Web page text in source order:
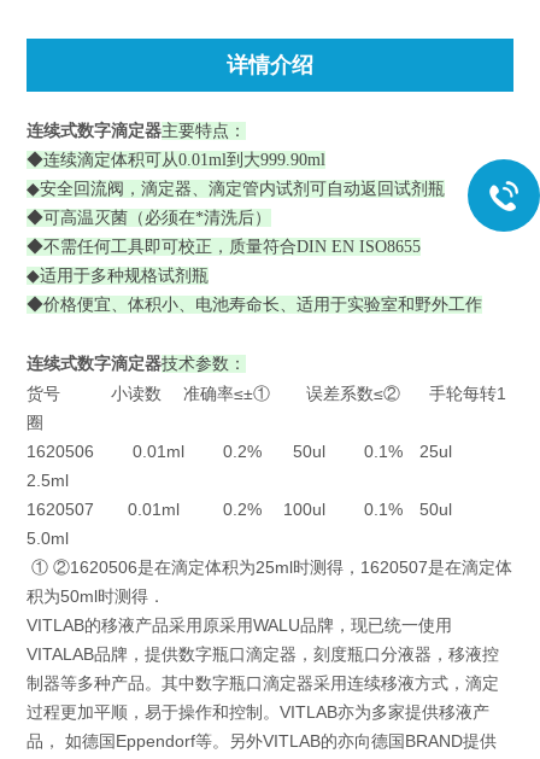
详情介绍
连续式数字滴定器主要特点：
◆连续滴定体积可从0.01ml到大999.90ml
◆安全回流阀，滴定器、滴定管内试剂可自动返回试剂瓶
◆可高温灭菌（必须在*清洗后）
◆不需任何工具即可校正，质量符合DIN EN ISO8655
◆适用于多种规格试剂瓶
◆价格便宜、体积小、电池寿命长、适用于实验室和野外工作
连续式数字滴定器技术参数：
货号 小读数 准确率≤±① 误差系数≤② 手轮每转1
圈
1620506 0.01ml 0.2% 50ul 0.1% 25ul
2.5ml
1620507 0.01ml 0.2% 100ul 0.1% 50ul
5.0ml
① ②1620506是在滴定体积为25ml时测得，1620507是在滴定体
积为50ml时测得．
VITLAB的移液产品采用原采用WALU品牌，现已统一使用
VITALAB品牌，提供数字瓶口滴定器，刻度瓶口分液器，移液控
制器等多种产品。其中数字瓶口滴定器采用连续移液方式，滴定
过程更加平顺，易于操作和控制。VITLAB亦为多家提供移液产
品， 如德国Eppendorf等。另外VITLAB的亦向德国BRAND提供